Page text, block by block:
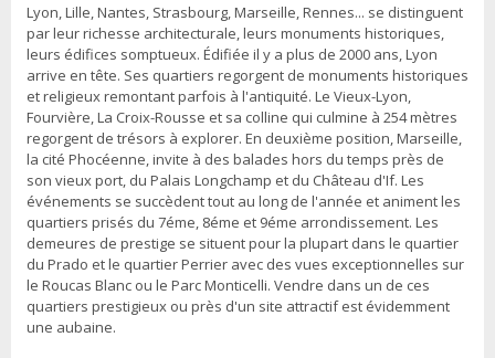
Lyon, Lille, Nantes, Strasbourg, Marseille, Rennes... se distinguent
par leur richesse architecturale, leurs monuments historiques,
leurs édifices somptueux. Édifiée il y a plus de 2000 ans, Lyon
arrive en tête. Ses quartiers regorgent de monuments historiques
et religieux remontant parfois à l'antiquité. Le Vieux-Lyon,
Fourvière, La Croix-Rousse et sa colline qui culmine à 254 mètres
regorgent de trésors à explorer. En deuxième position, Marseille,
la cité Phocéenne, invite à des balades hors du temps près de
son vieux port, du Palais Longchamp et du Château d'If. Les
événements se succèdent tout au long de l'année et animent les
quartiers prisés du 7éme, 8éme et 9éme arrondissement. Les
demeures de prestige se situent pour la plupart dans le quartier
du Prado et le quartier Perrier avec des vues exceptionnelles sur
le Roucas Blanc ou le Parc Monticelli. Vendre dans un de ces
quartiers prestigieux ou près d'un site attractif est évidemment
une aubaine.